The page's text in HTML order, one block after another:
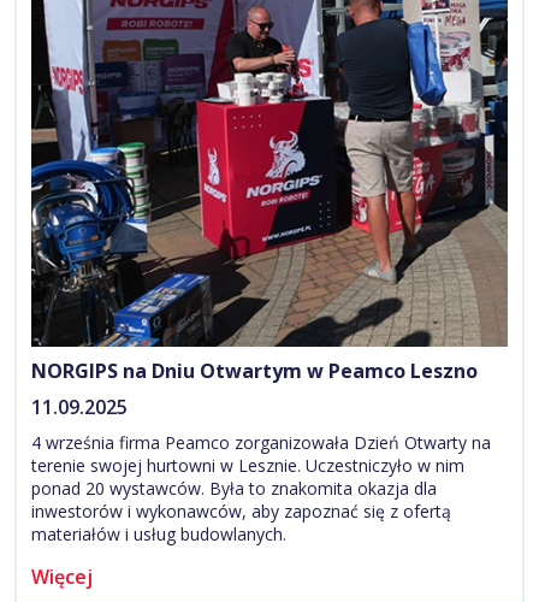
NORGIPS na Dniu Otwartym w Peamco Leszno
11.09.2025
4 września firma Peamco zorganizowała Dzień Otwarty na
terenie swojej hurtowni w Lesznie. Uczestniczyło w nim
ponad 20 wystawców. Była to znakomita okazja dla
inwestorów i wykonawców, aby zapoznać się z ofertą
materiałów i usług budowlanych.
Więcej